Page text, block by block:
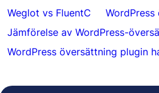
Weglot vs FluentC
Jämförelse av WordPress-
WordPress översättning plugin